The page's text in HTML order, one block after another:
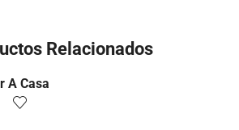
Relacionados